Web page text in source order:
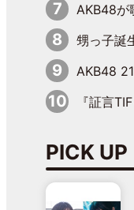
AKB48が歌で魅せた
甥っ子誕生の松田好花、京都で
AKB48 21期研
『証言TIF～アイドル戦国時代とはなんだった
PICK UP